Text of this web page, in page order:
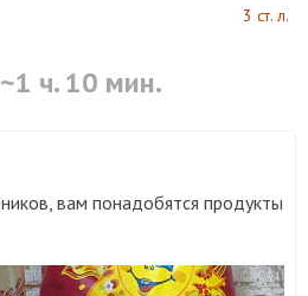
3 ст. л.
~1 ч. 10 мин.
вам понадобятся продукты